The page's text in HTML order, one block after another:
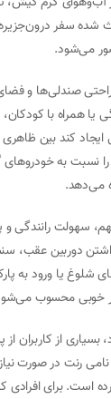
شده سفر
می‌شود.
صندلی‌ها و
یا همراه با
ایجاد کند بین
نسبت به خودروهای
می‌دهد.
سهولت رانندگی
دوربین عقب،
شلوغ یا ورود به
خوبی محسوب
بسیاری از کاربران
رنت در صورت نیاز
است. برای افرادی